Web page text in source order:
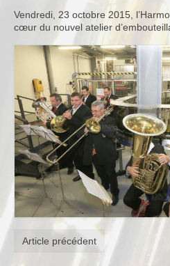
Partenaires
Ecole de Musique
Formation Musicale
Familles d’Instruments
Vie de l’Ecole de
Ensemble des Jeunes
Notre Equipe
Tarifs 2026-2027
Calendrier
Blog
Vendredi, 23 octobre 2015,
cœur du nouvel atelier
Article précédent